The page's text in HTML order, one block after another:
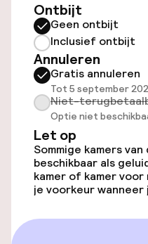
Toegankelijkheid
Overal
Lift
Kamers
Kamers voor
Ontbijt
Geen ontbijt
Inclusief ontbijt
Annuleren
Gratis annuleren
Tot 5 september
Niet-
Optie niet
Let op
Sommige kamers
beschikbaar als
kamer of kamer voor
je voorkeur wanneer